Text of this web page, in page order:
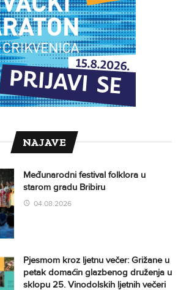
NAJAVE
Međunarodni festival folklora u
starom gradu Bribiru
04.08.2026
Pjesmom kroz ljetnu večer: Grižane u
petak domaćin glazbenog druženja u
sklopu 25. Vinodolskih ljetnih večeri